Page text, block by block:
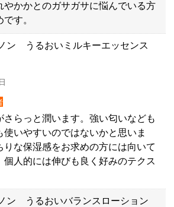
やかかとのガサガサに悩んでいる方
す。
ン うるおいミルキーエッセンス
さらっと潤います。強い匂いなども
使いやすいのではないかと思いま
りな保湿感をお求めの方には向いて
個人的には伸びも良く好みのテクス
ン うるおいバランスローション